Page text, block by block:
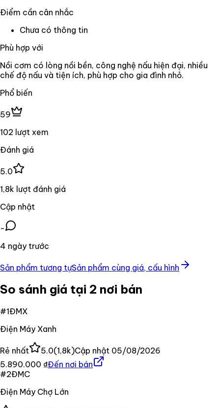
Điểm cần cân nhắc
Chưa có thông tin
Phù hợp với
Nồi cơm có lòng nồi bền, công nghệ nấu hiện đại, nhiều
chế độ nấu và tiện ích, phù hợp cho gia đình nhỏ.
Phổ biến
59
102 lượt xem
Đánh giá
5.0
1,8k lượt đánh giá
Cập nhật
-
4 ngày trước
Sản phẩm tương tựSản phẩm cùng giá, cấu hình
So sánh giá tại 2 nơi bán
#1ĐMX
Điện Máy Xanh
Rẻ nhất 5.0(1,8k)Cập nhật 05/08/2026
5.890.000 ₫Đến nơi bán
#2ĐMC
Điện Máy Chợ Lớn